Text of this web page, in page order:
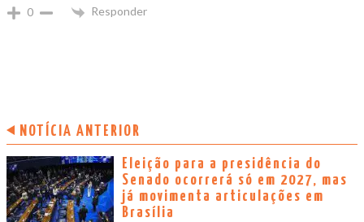
0 Responder
NOTÍCIA ANTERIOR
Eleição para a presidência do
Senado ocorrerá só em 2027, mas
já movimenta articulações em
Brasília